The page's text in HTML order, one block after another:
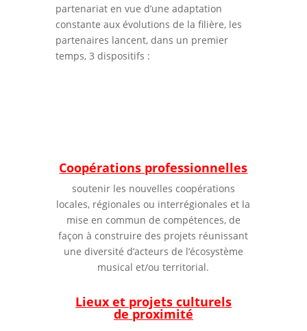
partenariat en vue d’une adaptation
constante aux évolutions de la filière, les
partenaires lancent, dans un premier
temps, 3 dispositifs :
Coopérations professionnelles
soutenir les nouvelles coopérations
locales, régionales ou interrégionales et la
mise en commun de compétences, de
façon à construire des projets réunissant
une diversité d’acteurs de l’écosystème
musical et/ou territorial.
Lieux et projets culturels
de proximité